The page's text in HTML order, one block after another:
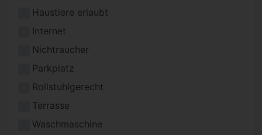
Haustiere erlaubt
Internet
Nichtraucher
Parkplatz
Rollstuhlgerecht
Terrasse
Waschmaschine